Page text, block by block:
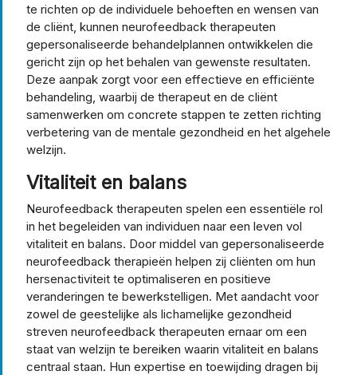
te richten op de individuele behoeften en wensen van
de cliënt, kunnen neurofeedback therapeuten
gepersonaliseerde behandelplannen ontwikkelen die
gericht zijn op het behalen van gewenste resultaten.
Deze aanpak zorgt voor een effectieve en efficiënte
behandeling, waarbij de therapeut en de cliënt
samenwerken om concrete stappen te zetten richting
verbetering van de mentale gezondheid en het algehele
welzijn.
Vitaliteit en balans
Neurofeedback therapeuten spelen een essentiële rol
in het begeleiden van individuen naar een leven vol
vitaliteit en balans. Door middel van gepersonaliseerde
neurofeedback therapieën helpen zij cliënten om hun
hersenactiviteit te optimaliseren en positieve
veranderingen te bewerkstelligen. Met aandacht voor
zowel de geestelijke als lichamelijke gezondheid
streven neurofeedback therapeuten ernaar om een
staat van welzijn te bereiken waarin vitaliteit en balans
centraal staan. Hun expertise en toewijding dragen bij